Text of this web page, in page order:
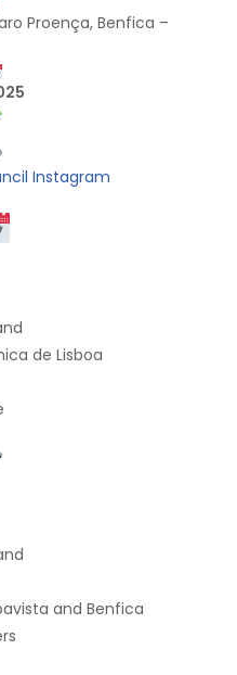
Proença, Benfica –
Instagram
de Lisboa
and Benfica